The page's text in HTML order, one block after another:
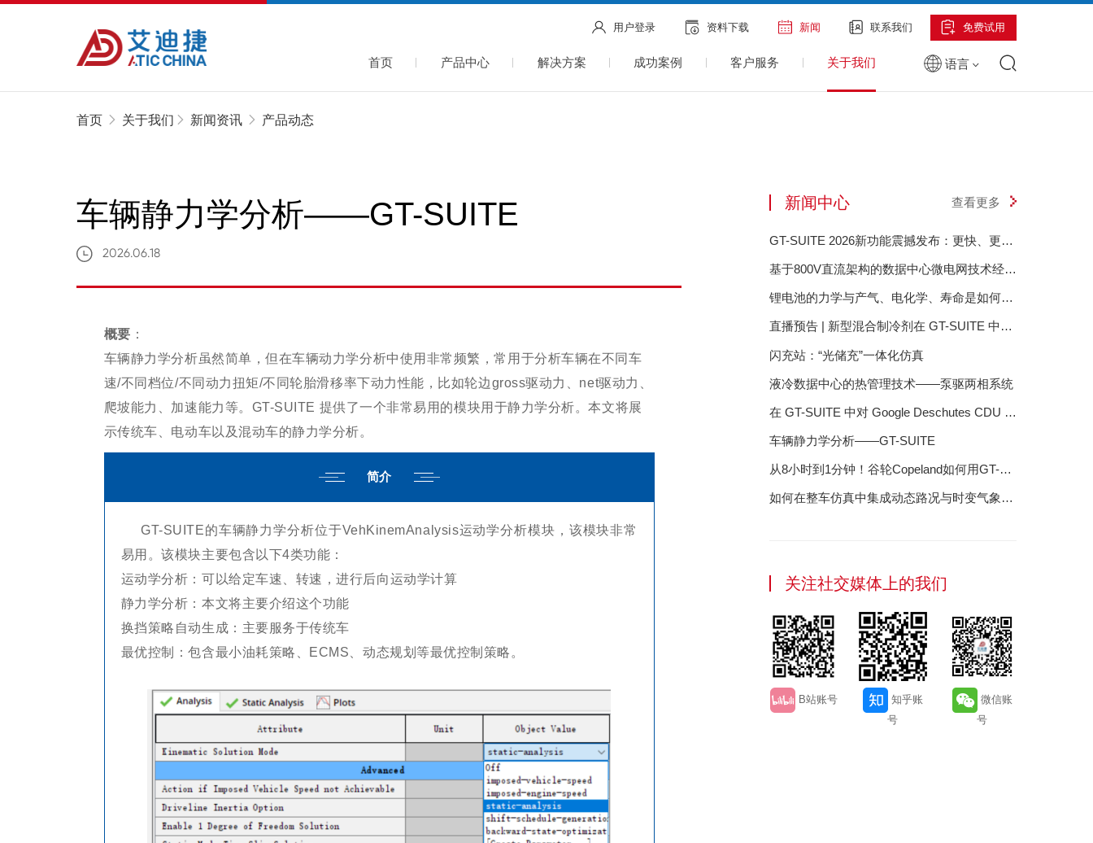
用户登录 资料下载 新闻 联系我们 免费试用
首页 产品中心 解决方案 成功案例 客户服务 关于我们 语言
首页 关于我们 新闻资讯 产品动态
车辆静力学分析——GT-SUITE
2026.06.18
概要 ：
车辆静力学分析虽然简单，但在车辆动力学分析中使用非常频繁，常用于分析车辆在不同车
速/不同档位/不同动力扭矩/不同轮胎滑移率下动力性能，比如轮边gross驱动力、net驱动力、
爬坡能力、加速能力等。GT-SUITE 提供了一个非常易用的模块用于静力学分析。本文将展
示传统车、电动车以及混动车的静力学分析。
简介
GT-SUITE的车辆静力学分析位于VehKinemAnalysis运动学分析模块，该模块非常
易用。该模块主要包含以下4类功能：
运动学分析：可以给定车速、转速，进行后向运动学计算
静力学分析：本文将主要介绍这个功能
换挡策略自动生成：主要服务于传统车
最优控制：包含最小油耗策略、ECMS、动态规划等最优控制策略。
新闻中心 查看更多
GT-SUITE 2026新功能震撼发布：更快、更智
基于800V直流架构的数据中心微电网技术经济
锂电池的力学与产气、电化学、寿命是如何相
产气、电化学、寿命是如何相互影响的？
直播预告 | 新型混合制冷剂在 GT-SUITE 中的
闪充站：“光储充”一体化仿真
液冷数据中心的热管理技术——泵驱两相系统
在 GT-SUITE 中对 Google Deschutes CDU 进
车辆静力学分析——GT-SUITE
从8小时到1分钟！谷轮Copeland如何用GT-
如何在整车仿真中集成动态路况与时变气象数
关注社交媒体上的我们
B站账号
知乎账
号
微信账
号